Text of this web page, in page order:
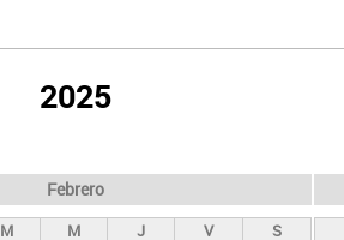
2025
Febrero
M M J V S